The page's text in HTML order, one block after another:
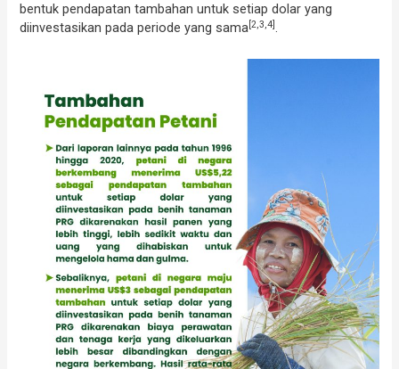
bentuk pendapatan tambahan untuk setiap dolar yang
diinvestasikan pada periode yang sama[2,3,4].